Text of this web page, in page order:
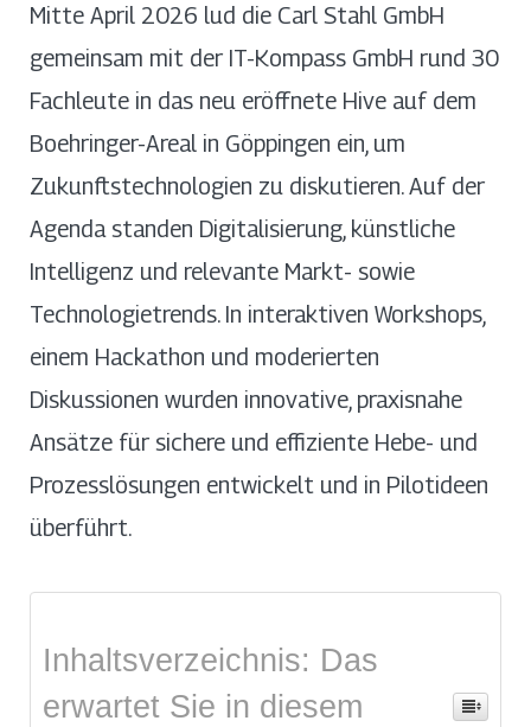
Mitte April 2026 lud die Carl Stahl GmbH
gemeinsam mit der IT-Kompass GmbH rund 30
Fachleute in das neu eröffnete Hive auf dem
Boehringer-Areal in Göppingen ein, um
Zukunftstechnologien zu diskutieren. Auf der
Agenda standen Digitalisierung, künstliche
Intelligenz und relevante Markt- sowie
Technologietrends. In interaktiven Workshops,
einem Hackathon und moderierten
Diskussionen wurden innovative, praxisnahe
Ansätze für sichere und effiziente Hebe- und
Prozesslösungen entwickelt und in Pilotideen
überführt.
Inhaltsverzeichnis: Das
erwartet Sie in diesem